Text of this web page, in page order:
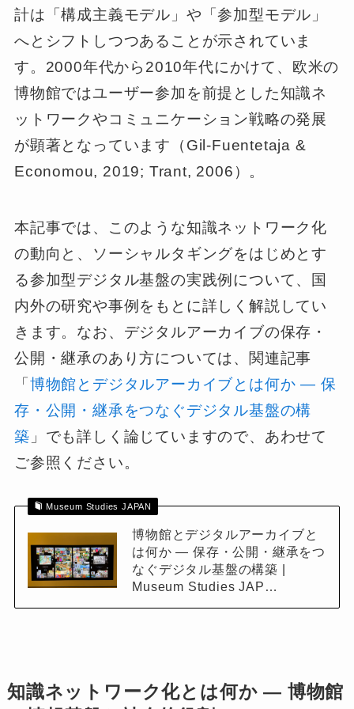
計は「構成主義モデル」や「参加型モデル」
へとシフトしつつあることが示されていま
す。2000年代から2010年代にかけて、欧米の
博物館ではユーザー参加を前提とした知識ネ
ットワークやコミュニケーション戦略の発展
が顕著となっています（Gil-Fuentetaja &
Economou, 2019; Trant, 2006）。
本記事では、このような知識ネットワーク化
の動向と、ソーシャルタギングをはじめとす
る参加型デジタル基盤の実践例について、国
内外の研究や事例をもとに詳しく解説してい
きます。なお、デジタルアーカイブの保存・
公開・継承のあり方については、関連記事
「 博物館とデジタルアーカイブとは何か ― 保
存・公開・継承をつなぐデジタル基盤の構
築 」でも詳しく論じていますので、あわせて
ご参照ください。
Museum Studies JAPAN
博物館とデジタルアーカイブと
は何か ― 保存・公開・継承をつ
なぐデジタル基盤の構築 |
Museum Studies JAP…
知識ネットワーク化とは何か ― 博物館